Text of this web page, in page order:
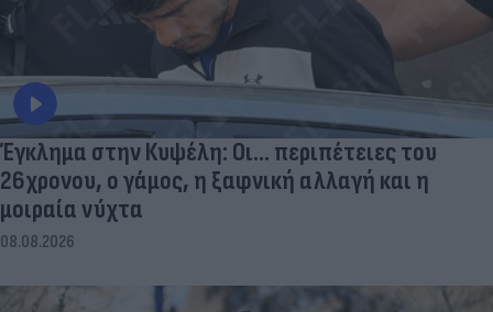
Έγκλημα στην Κυψέλη: Οι... περιπέτειες του
26χρονου, ο γάμος, η ξαφνική αλλαγή και η
μοιραία νύχτα
08.08.2026